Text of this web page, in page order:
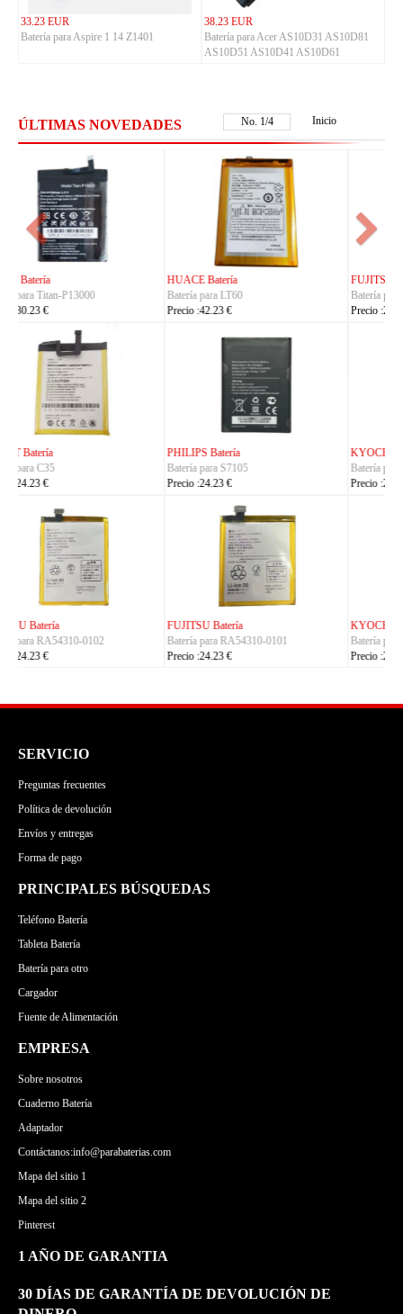
33.23 EUR
Batería para Aspire 1 14 Z1401
38.23 EUR
Batería para Acer AS10D31 AS10D81
AS10D51 AS10D41 AS10D61
ÚLTIMAS NOVEDADES No. 2/4 Inicio
FUJITSU Batería
Batería para RA07503-1091
Precio :24.23 €
FUJITSU Batería
Batería para RA07504-1091
Precio :24.23 €
KYOCERA Batería
Batería para 5AAXBT134JAA
Precio :24.23 €
KYOCERA Batería
Batería para 5AAXBT113JAA
Precio :24.23 €
KYOCERA Batería
Batería para 5AAXBT155
Precio :24.23 €
ACE Batería
Batería para BAS022
Precio :24.23 €
SERVICIO
Preguntas frecuentes
Política de devolución
Envíos y entregas
Forma de pago
PRINCIPALES BÚSQUEDAS
Teléfono Batería
Tableta Batería
Batería para otro
Cargador
Fuente de Alimentación
EMPRESA
Sobre nosotros
Cuaderno Batería
Adaptador
Contáctanos:info@parabaterias.com
Mapa del sitio 1
Mapa del sitio 2
Pinterest
1 AÑO DE GARANTIA
30 DÍAS DE GARANTÍA DE DEVOLUCIÓN DE